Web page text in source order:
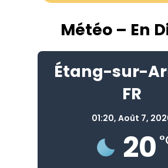
Météo – En
Étang-sur-
FR
01:20, Août 7,
20